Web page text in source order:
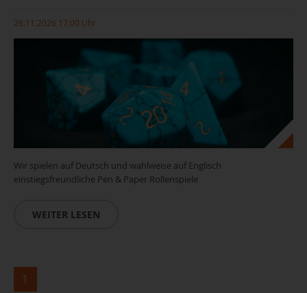
26.11.2026 17:00 Uhr
Wir spielen auf Deutsch und wahlweise auf Englisch
einstiegsfreundliche Pen & Paper Rollenspiele
WEITER LESEN
1